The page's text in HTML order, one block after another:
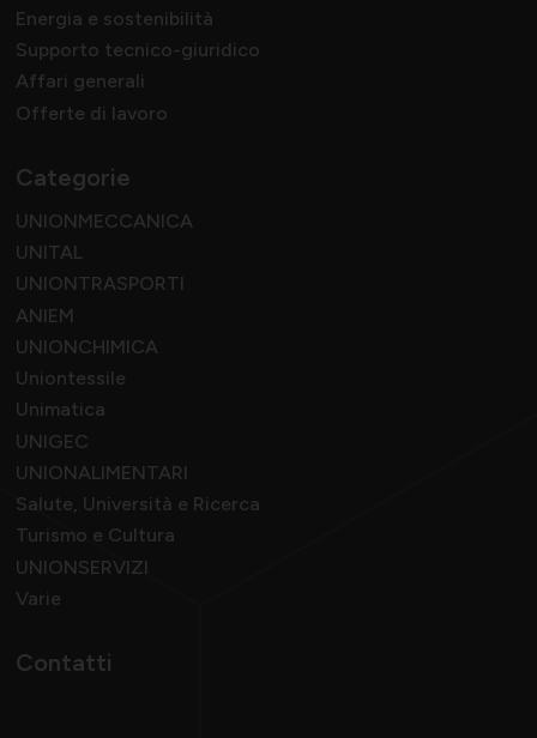
Energia e sostenibilità
Supporto tecnico-giuridico
Affari generali
Offerte di lavoro
Categorie
UNIONMECCANICA
UNITAL
UNIONTRASPORTI
ANIEM
UNIONCHIMICA
Uniontessile
Unimatica
UNIGEC
UNIONALIMENTARI
Salute, Università e Ricerca
Turismo e Cultura
UNIONSERVIZI
Varie
Contatti